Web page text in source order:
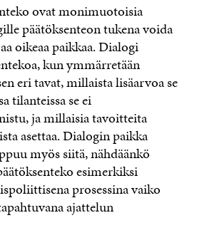
ovat monimuotoisia
päätöksenteon tukena voida
oikeaa paikkaa. Dialogi
kun ymmärretään
eri tavat, millaista lisäarvoa se
tilanteissa se ei
ja millaisia tavoitteita
asettaa. Dialogin paikka
myös siitä, nähdäänkö
esimerkiksi
prosessina vaiko
ajattelun